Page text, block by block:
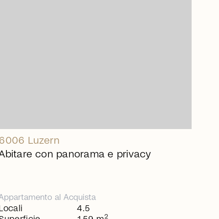
Luzern
con panorama e privacy
alAcquista
Locali
4.5
2